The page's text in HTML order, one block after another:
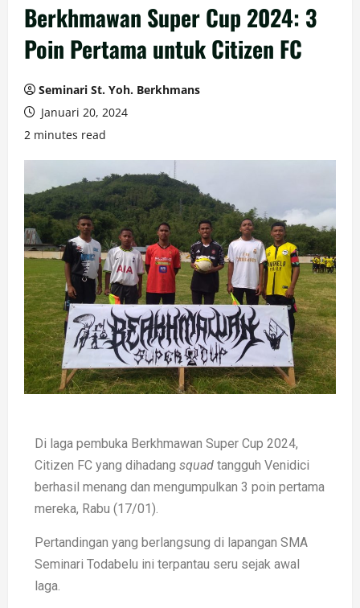
Berkhmawan Super Cup 2024: 3
Poin Pertama untuk Citizen FC
Seminari St. Yoh. Berkhmans
Januari 20, 2024
2 minutes read
Di laga pembuka Berkhmawan Super Cup 2024,
Citizen FC yang dihadang squad tangguh Venidici
berhasil menang dan mengumpulkan 3 poin pertama
mereka, Rabu (17/01).
Pertandingan yang berlangsung di lapangan SMA
Seminari Todabelu ini terpantau seru sejak awal
laga.